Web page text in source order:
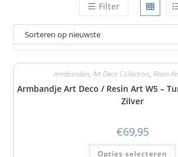
Filter
Armbanden,Art Deco Collection, Resin
Armbandje Art Deco / Resin Art W5 –
Zilver
€69,95
Opties selecteren